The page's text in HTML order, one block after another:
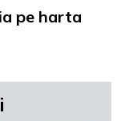
pe harta